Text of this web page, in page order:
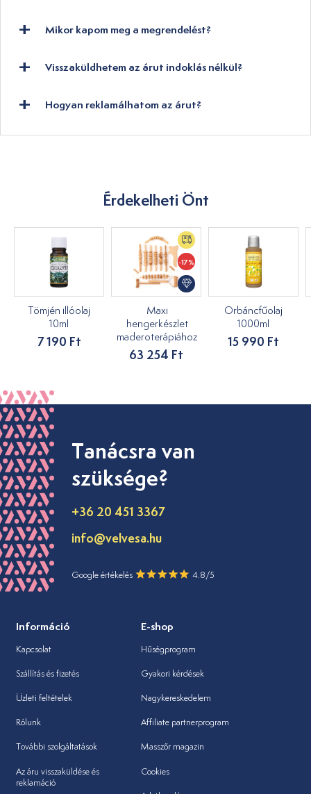
Mikor kapom meg a megrendelést?
Visszaküldhetem az árut indoklás nélkül?
Hogyan reklamálhatom az árut?
Érdekelheti Önt
Tömjén illóolaj
10ml
7 190 Ft
-17%
Maxi
hengerkészlet
maderoterápiához
63 254 Ft
Orbáncfűolaj
1000ml
15 990 Ft
Tanácsra van
szüksége?
+36 20 451 3367
info@velvesa.hu
Google értékelés 4.8/5
Információ
Kapcsolat
Szállítás és fizetés
Üzleti feltételek
Rólunk
További szolgáltatások
Az áru visszaküldése és
reklamáció
E-shop
Hűségprogram
Gyakori kérdések
Nagykereskedelem
Affiliate partnerprogram
Masszőr magazin
Cookies